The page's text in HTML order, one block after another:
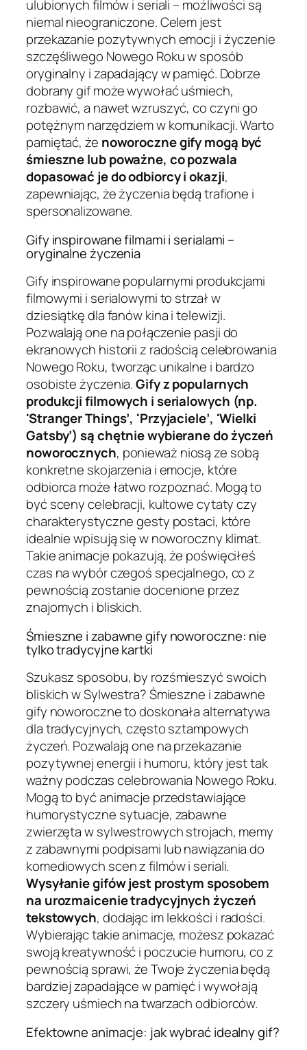
ulubionych filmów i seriali – możliwości są
niemal nieograniczone. Celem jest
przekazanie pozytywnych emocji i życzenie
szczęśliwego Nowego Roku w sposób
oryginalny i zapadający w pamięć. Dobrze
dobrany gif może wywołać uśmiech,
rozbawić, a nawet wzruszyć, co czyni go
potężnym narzędziem w komunikacji. Warto
pamiętać, że noworoczne gify mogą być
śmieszne lub poważne, co pozwala
dopasować je do odbiorcy i okazji,
zapewniając, że życzenia będą trafione i
spersonalizowane.
Gify inspirowane filmami i serialami –
oryginalne życzenia
Gify inspirowane popularnymi produkcjami
filmowymi i serialowymi to strzał w
dziesiątkę dla fanów kina i telewizji.
Pozwalają one na połączenie pasji do
ekranowych historii z radością celebrowania
Nowego Roku, tworząc unikalne i bardzo
osobiste życzenia.Gify z popularnych
produkcji filmowych i serialowych (np.
'Stranger Things’, 'Przyjaciele’, 'Wielki
Gatsby’) są chętnie wybierane do życzeń
noworocznych, ponieważ niosą ze sobą
konkretne skojarzenia i emocje, które
odbiorca może łatwo rozpoznać. Mogą to
być sceny celebracji, kultowe cytaty czy
charakterystyczne gesty postaci, które
idealnie wpisują się w noworoczny klimat.
Takie animacje pokazują, że poświęciłeś
czas na wybór czegoś specjalnego, co z
pewnością zostanie docenione przez
znajomych i bliskich.
Śmieszne i zabawne gify noworoczne: nie
tylko tradycyjne kartki
Szukasz sposobu, by rozśmieszyć swoich
bliskich w Sylwestra? Śmieszne i zabawne
gify noworoczne to doskonała alternatywa
dla tradycyjnych, często sztampowych
życzeń. Pozwalają one na przekazanie
pozytywnej energii i humoru, który jest tak
ważny podczas celebrowania Nowego Roku.
Mogą to być animacje przedstawiające
humorystyczne sytuacje, zabawne
zwierzęta w sylwestrowych strojach, memy
z zabawnymi podpisami lub nawiązania do
komediowych scen z filmów i seriali.
Wysyłanie gifów jest prostym sposobem
na urozmaicenie tradycyjnych życzeń
tekstowych, dodając im lekkości i radości.
Wybierając takie animacje, możesz pokazać
swoją kreatywność i poczucie humoru, co z
pewnością sprawi, że Twoje życzenia będą
bardziej zapadające w pamięć i wywołają
szczery uśmiech na twarzach odbiorców.
Efektowne animacje: jak wybrać idealny gif?